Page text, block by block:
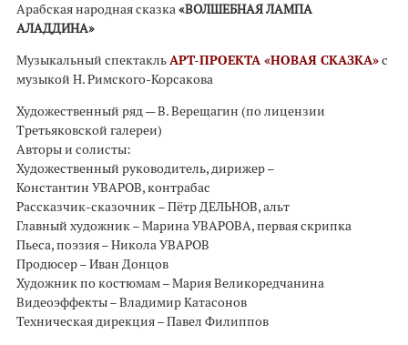
Арабская народная сказка«ВОЛШЕБНАЯ ЛАМПА
АЛАДДИНА»
Музыкальный спектакльАРТ-ПРОЕКТА «НОВАЯ СКАЗКА»с
музыкой Н. Римского-Корсакова
Художественный ряд — В. Верещагин (по лицензии
Третьяковской галереи)
Авторы и солисты:
Художественный руководитель, дирижер –
Константин УВАРОВ, контрабас
Рассказчик-сказочник – Пётр ДЕЛЬНОВ, альт
Главный художник – Марина УВАРОВА, первая скрипка
Пьеса, поэзия – Никола УВАРОВ
Продюсер – Иван Донцов
Художник по костюмам – Мария Великоредчанина
Видеоэффекты – Владимир Катасонов
Техническая дирекция – Павел Филиппов